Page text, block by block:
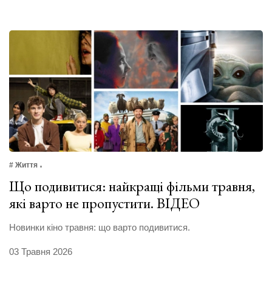
# Життя
Що подивитися: найкращі фільми травня,
які варто не пропустити. ВІДЕО
Новинки кіно травня: що варто подивитися.
03 Травня 2026